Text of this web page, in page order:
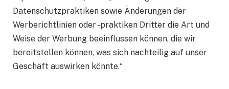
Datenschutzpraktiken sowie Änderungen der
Werberichtlinien oder -praktiken Dritter die Art und
Weise der Werbung beeinflussen können, die wir
bereitstellen können, was sich nachteilig auf unser
Geschäft auswirken könnte.“